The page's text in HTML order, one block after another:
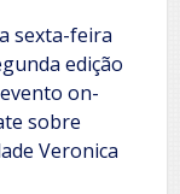
sexta-feira
edição
on-
sobre
Veronica